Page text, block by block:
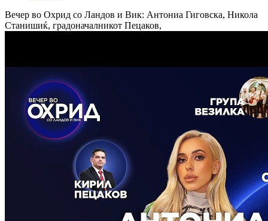
Вечер во Охрид со Ландов и Вик: Антониа Гиговска, Никола
Станишиќ, градоначалникот Пецаков,